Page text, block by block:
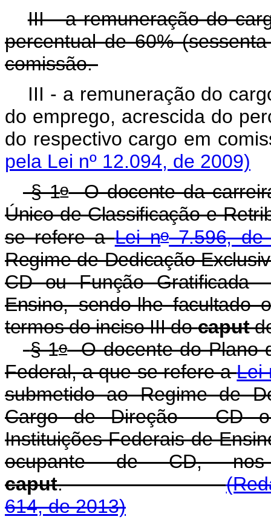
III - a remuneração do
percentual de 60%
comissão.
III - a remuneração do
do emprego, acrescida do
do respectivo
pela Lei nº 12.094, de 2009)
§ 1oO docente da
Único de Classificação e
se refere aLei no7.596, de
Regime de Dedicação
CD ou Função Gratificada
Ensino, sendo-lhe facultado
termos do inciso III docaput
§ 1oO docente do Plano
Federal, a que se refere aLei
submetido ao Regime de
Cargo de Direção - CD
Instituições Federais de
ocupante de CD,
caput.
614, de 2013)